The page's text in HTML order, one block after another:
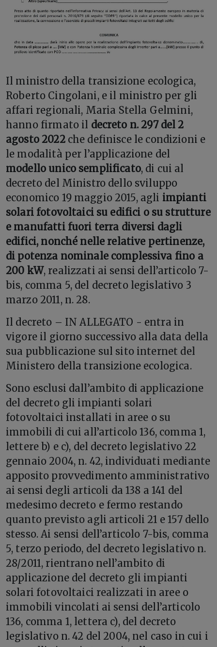
Il ministro della transizione ecologica,
Roberto Cingolani, e il ministro per gli
affari regionali, Maria Stella Gelmini,
hanno firmato il decreto n. 297 del 2
agosto 2022che definisce le condizioni e
le modalità per l’applicazione del
modello unico semplificato, di cui al
decreto del Ministro dello sviluppo
economico 19 maggio 2015, agli impianti
solari fotovoltaici su edifici o su strutture
e manufatti fuori terra diversi dagli
edifici, nonché nelle relative pertinenze,
di potenza nominale complessiva fino a
200 kW, realizzati ai sensi dell’articolo 7-
bis, comma 5, del decreto legislativo 3
marzo 2011, n. 28.
Il decreto – IN ALLEGATO - entra in
vigore il giorno successivo alla data della
sua pubblicazione sul sito internet del
Ministero della transizione ecologica.
Sono esclusi dall’ambito di applicazione
del decreto gli impianti solari
fotovoltaici installati in aree o su
immobili di cui all’articolo 136, comma 1,
lettere b) e c), del decreto legislativo 22
gennaio 2004, n. 42, individuati mediante
apposito provvedimento amministrativo
ai sensi degli articoli da 138 a 141 del
medesimo decreto e fermo restando
quanto previsto agli articoli 21 e 157 dello
stesso. Ai sensi dell’articolo 7-bis, comma
5, terzo periodo, del decreto legislativo n.
28/2011, rientrano nell’ambito di
applicazione del decreto gli impianti
solari fotovoltaici realizzati in aree o
immobili vincolati ai sensi dell’articolo
136, comma 1, lettera c), del decreto
legislativo n. 42 del 2004, nel caso in cui i